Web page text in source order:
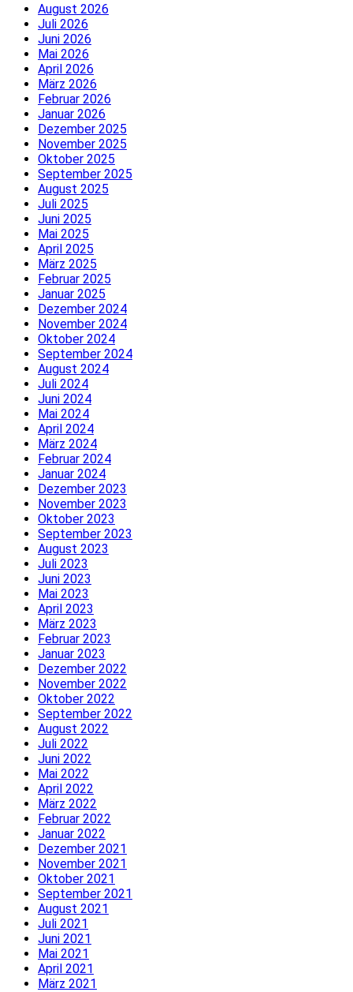
August 2026
Juli 2026
Juni 2026
Mai 2026
April 2026
März 2026
Februar 2026
Januar 2026
Dezember 2025
November 2025
Oktober 2025
September 2025
August 2025
Juli 2025
Juni 2025
Mai 2025
April 2025
März 2025
Februar 2025
Januar 2025
Dezember 2024
November 2024
Oktober 2024
September 2024
August 2024
Juli 2024
Juni 2024
Mai 2024
April 2024
März 2024
Februar 2024
Januar 2024
Dezember 2023
November 2023
Oktober 2023
September 2023
August 2023
Juli 2023
Juni 2023
Mai 2023
April 2023
März 2023
Februar 2023
Januar 2023
Dezember 2022
November 2022
Oktober 2022
September 2022
August 2022
Juli 2022
Juni 2022
Mai 2022
April 2022
März 2022
Februar 2022
Januar 2022
Dezember 2021
November 2021
Oktober 2021
September 2021
August 2021
Juli 2021
Juni 2021
Mai 2021
April 2021
März 2021